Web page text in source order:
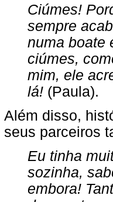
Ciúmes!
sempre
numa boate
ciúmes,
mim, ele
lá! (Paula).
Além disso,
seus parceiros
Eu tinha
sozinha,
embora!